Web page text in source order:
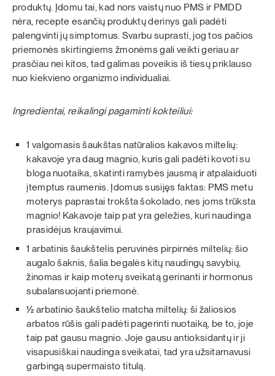
produktų. Įdomu tai, kad nors vaistų nuo PMS ir PMDD
nėra, recepte esančių produktų derinys gali padėti
palengvinti jų simptomus. Svarbu suprasti, jog tos pačios
priemonės skirtingiems žmonėms gali veikti geriau ar
prasčiau nei kitos, tad galimas poveikis iš tiesų priklauso
nuo kiekvieno organizmo individualiai.
Ingredientai, reikalingi pagaminti kokteiliui:
1 valgomasis šaukštas natūralios kakavos miltelių:
kakavoje yra daug magnio, kuris gali padėti kovoti su
bloga nuotaika, skatinti ramybės jausmą ir atpalaiduoti
įtemptus raumenis. Įdomus susijęs faktas: PMS metu
moterys paprastai trokšta šokolado, nes joms trūksta
magnio! Kakavoje taip pat yra geležies, kuri naudinga
prasidėjus kraujavimui.
1 arbatinis šaukštelis peruvinės pirpirnės miltelių: šio
augalo šaknis, šalia begalės kitų naudingų savybių,
žinomas ir kaip moterų sveikatą gerinanti ir hormonus
subalansuojanti priemonė.
½ arbatinio šaukštelio matcha miltelių: ši žaliosios
arbatos rūšis gali padėti pagerinti nuotaiką, be to, joje
taip pat gausu magnio. Joje gausu antioksidantų ir ji
visapusiškai naudinga sveikatai, tad yra užsitarnavusi
garbingą supermaisto titulą.